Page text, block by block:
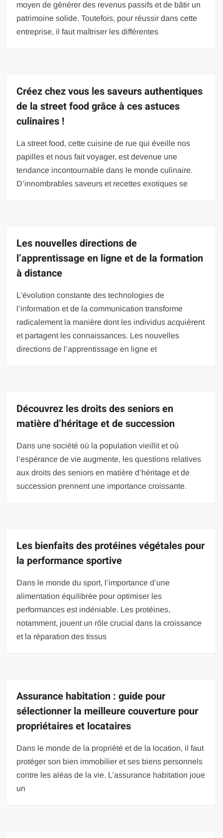
moyen de générer des revenus passifs et de bâtir un
patrimoine solide. Toutefois, pour réussir dans cette
entreprise, il faut maîtriser les différentes
Créez chez vous les saveurs authentiques
de la street food grâce à ces astuces
culinaires !
La street food, cette cuisine de rue qui éveille nos
papilles et nous fait voyager, est devenue une
tendance incontournable dans le monde culinaire.
D’innombrables saveurs et recettes exotiques se
Les nouvelles directions de
l’apprentissage en ligne et de la formation
à distance
L’évolution constante des technologies de
l’information et de la communication transforme
radicalement la manière dont les individus acquièrent
et partagent les connaissances. Les nouvelles
directions de l’apprentissage en ligne et
Découvrez les droits des seniors en
matière d’héritage et de succession
Dans une société où la population vieillit et où
l’espérance de vie augmente, les questions relatives
aux droits des seniors en matière d’héritage et de
succession prennent une importance croissante.
Les bienfaits des protéines végétales pour
la performance sportive
Dans le monde du sport, l’importance d’une
alimentation équilibrée pour optimiser les
performances est indéniable. Les protéines,
notamment, jouent un rôle crucial dans la croissance
et la réparation des tissus
Assurance habitation : guide pour
sélectionner la meilleure couverture pour
propriétaires et locataires
Dans le monde de la propriété et de la location, il faut
protéger son bien immobilier et ses biens personnels
contre les aléas de la vie. L’assurance habitation joue
un